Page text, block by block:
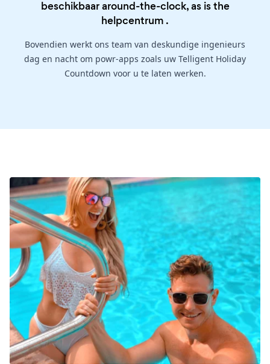
beschikbaar around-the-clock, as is the
helpcentrum .
Bovendien werkt ons team van deskundige ingenieurs
dag en nacht om powr-apps zoals uw Telligent Holiday
Countdown voor u te laten werken.